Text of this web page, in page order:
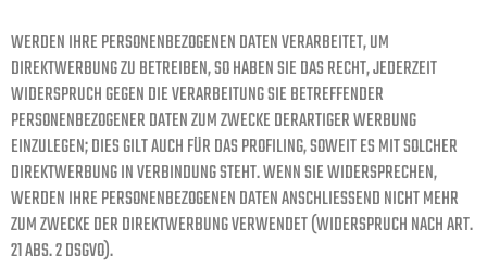
WERDEN IHRE PERSONENBEZOGENEN DATEN VERARBEITET, UM
DIREKTWERBUNG ZU BETREIBEN, SO HABEN SIE DAS RECHT, JEDERZEIT
WIDERSPRUCH GEGEN DIE VERARBEITUNG SIE BETREFFENDER
PERSONENBEZOGENER DATEN ZUM ZWECKE DERARTIGER WERBUNG
EINZULEGEN; DIES GILT AUCH FÜR DAS PROFILING, SOWEIT ES MIT SOLCHER
DIREKTWERBUNG IN VERBINDUNG STEHT. WENN SIE WIDERSPRECHEN,
WERDEN IHRE PERSONENBEZOGENEN DATEN ANSCHLIESSEND NICHT MEHR
ZUM ZWECKE DER DIREKTWERBUNG VERWENDET (WIDERSPRUCH NACH ART.
21 ABS. 2 DSGVO).